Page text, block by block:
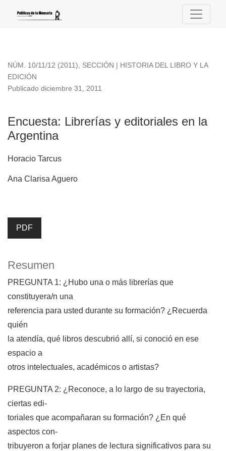
NÚM. 10/11/12 (2011), SECCIÓN | HISTORIA DEL LIBRO Y LA
EDICIÓN
Encuesta: Librerías y editoriales en la
Argentina
Publicado diciembre 31, 2011
Horacio Tarcus
Ana Clarisa Aguero
PDF
Resumen
PREGUNTA 1: ¿Hubo una o más librerías que
constituyera/n una
referencia para usted durante su formación? ¿Recuerda
quién
la atendía, qué libros descubrió allí, si conoció en ese
espacio a
otros intelectuales, académicos o artistas?
PREGUNTA 2: ¿Reconoce, a lo largo de su trayectoria,
ciertas edi-
toriales que acompañaran su formación? ¿En qué
aspectos con-
tribuyeron a forjar planes de lectura significativos para su